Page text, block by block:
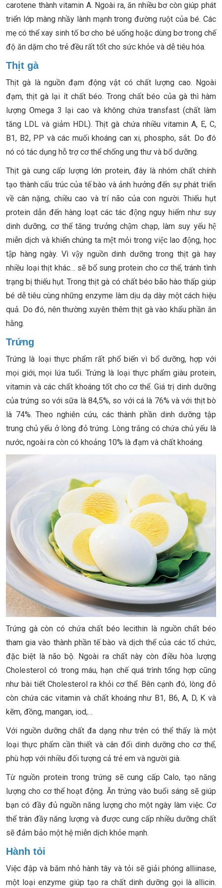
carotene thành vitamin A. Ngoài ra, ăn nhiều bơ còn giúp phát
triển lớp màng nhầy lành mạnh trong đường ruột của bé. Các
mẹ có thể xay sinh tố bơ cho bé uống hoặc dùng bơ trong chế
độ ăn dặm cho trẻ đều rất tốt cho sức khỏe và dễ tiêu hóa.
Thịt gà
Thịt gà là nguồn đạm động vật có chất lượng cao. Ngoài
đạm, thịt gà lại ít chất béo. Trong chất béo của gà thì hàm
lượng Omega 3 lại cao và không chứa transfast (chất làm
tăng LDL và giảm HDL). Thịt gà chứa nhiều vitamin A, E, C,
B1, B2, PP và các muối khoáng can xi, phospho, sắt. Do đó
nó có tác dụng hỗ trợ cơ thể chống ung thư và bổ dưỡng.
Thịt gà cung cấp lượng lớn protein, đây là nhóm chất chính
tạo thành cấu trúc của tế bào và ảnh hưởng đến sự phát triển
về cân nặng, chiều cao và trí não của con người. Thiếu hụt
protein dẫn đến hàng loạt các tác động nguy hiểm như suy
dinh dưỡng, cơ thể tăng trưởng chậm chạp, làm suy yếu hệ
miễn dịch và khiến chúng ta mệt mỏi trong việc lao động, học
tập hàng ngày. Vì vậy nguồn dinh dưỡng trong thịt gà hay
nhiều loại thịt khác… sẽ bổ sung protein cho cơ thể, tránh tình
trạng bị thiếu hụt. Trong thịt gà có chất béo bão hào thấp giúp
bé dễ tiêu cùng những enzyme làm dịu dạ dày một cách hiệu
quả. Do đó, nên thường xuyên thêm thịt gà vào khẩu phần ăn
hằng.
Trứng
Trứng là loại thực phẩm rất phổ biến vì bổ dưỡng, hợp với
mọi giới, mọi lứa tuổi. Trứng là loại thực phẩm giàu protein,
vitamin và các chất khoáng tốt cho cơ thể. Giá trị dinh dưỡng
của trứng so với sữa là 84,5%, so với cá là 76% và với thịt bò
là 74%. Theo nghiên cứu, các thành phần dinh dưỡng tập
trung chủ yếu ở lòng đỏ trứng. Lòng trắng có chứa chủ yếu là
nước, ngoài ra còn có khoảng 10% là đạm và chất khoáng.
Trứng gà còn có chứa chất béo lecithin là nguồn chất béo
tham gia vào thành phần tế bào và dịch thể của các tổ chức,
đặc biệt là não bộ. Ngoài ra chất này còn điều hòa lượng
Cholesterol có trong máu, hạn chế quá trình tổng hợp cũng
như bài tiết Cholesterol ra khỏi cơ thể. Bên cạnh đó, lòng đỏ
còn chứa các vitamin và chất khoáng như B1, B6, A, D, K và
kẽm, đồng, mangan, iod,…
Với nguồn dưỡng chất đa dạng như trên có thể thấy là một
loại thực phẩm cần thiết và cân đối dinh dưỡng cho cơ thể,
phù hợp với nhiều đối tượng cả trẻ em và người già.
Từ nguồn protein trong trứng sẽ cung cấp Calo, tạo năng
lượng cho cơ thể hoạt động. Ăn trứng vào buổi sáng sẽ giúp
bạn có đầy đủ nguồn năng lượng cho một ngày làm việc. Cơ
thể tràn đầy năng lượng và được cung cấp nhiều dưỡng chất
sẽ đảm bảo một hệ miễn dịch khỏe mạnh.
Hành tỏi
Việc đập và băm nhỏ hành tây và tỏi sẽ giải phóng alliinase,
một loại enzyme giúp tạo ra chất dinh dưỡng gọi là allicin.